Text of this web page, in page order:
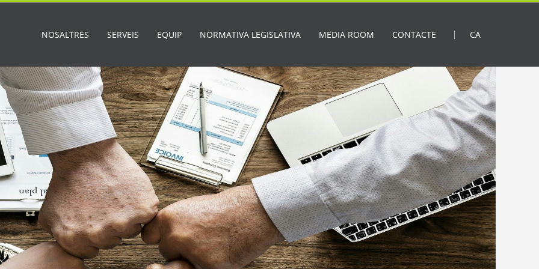
NOSALTRES SERVEIS EQUIP NORMATIVA LEGISLATIVA MEDIA ROOM CONTACTE CA